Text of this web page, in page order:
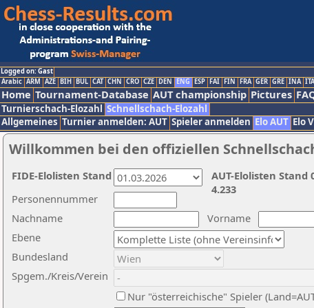
Logged on: Gast
Arabic ARM AZE BIH BUL CAT CHN CRO CZE DEN ENG ESP FAI FIN FRA GER GRE INA ITA
Home Tournament-Database AUT championship Pictures
Turnierschach-Elozahl Schnellschach-Elozahl
Allgemeines Turnier anmelden: AUT Spieler anmelden Elo AUT Elo
Willkommen bei den offiziellen
Nachname
Vorname
Ebene
Personennummer
Bundesland
Spgem./Kreis/Verein
Nur "österreichische" Spieler
AUT-Elolisten Stand
4.233
FIDE-Elolisten Stand